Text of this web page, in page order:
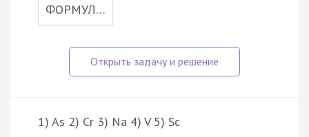
ФОРМУЛ…
1) As 2) Cr 3) Na 4) V 5) Sc